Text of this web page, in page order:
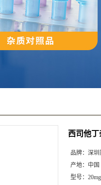
西司他丁
品牌： 深圳
产地： 中国
型号： 20mg